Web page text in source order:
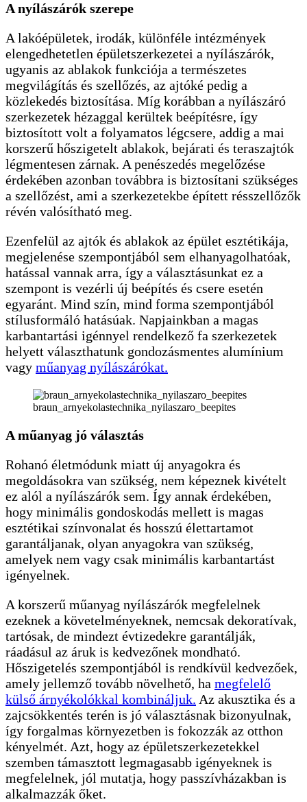
A nyílászárók szerepe
A lakóépületek, irodák, különféle intézmények
elengedhetetlen épületszerkezetei a nyílászárók,
ugyanis az ablakok funkciója a természetes
megvilágítás és szellőzés, az ajtóké pedig a
közlekedés biztosítása. Míg korábban a nyílászáró
szerkezetek hézaggal kerültek beépítésre, így
biztosított volt a folyamatos légcsere, addig a mai
korszerű hőszigetelt ablakok, bejárati és teraszajtók
légmentesen zárnak. A penészedés megelőzése
érdekében azonban továbbra is biztosítani szükséges
a szellőzést, ami a szerkezetekbe épített résszellőzők
révén valósítható meg.
Ezenfelül az ajtók és ablakok az épület esztétikája,
megjelenése szempontjából sem elhanyagolhatóak,
hatással vannak arra, így a választásunkat ez a
szempont is vezérli új beépítés és csere esetén
egyaránt. Mind szín, mind forma szempontjából
stílusformáló hatásúak. Napjainkban a magas
karbantartási igénnyel rendelkező fa szerkezetek
helyett választhatunk gondozásmentes alumínium
vagy műanyag nyílászárókat.
braun_arnyekolastechnika_nyilaszaro_beepites
A műanyag jó választás
Rohanó életmódunk miatt új anyagokra és
megoldásokra van szükség, nem képeznek kivételt
ez alól a nyílászárók sem. Így annak érdekében,
hogy minimális gondoskodás mellett is magas
esztétikai színvonalat és hosszú élettartamot
garantáljanak, olyan anyagokra van szükség,
amelyek nem vagy csak minimális karbantartást
igényelnek.
A korszerű műanyag nyílászárók megfelelnek
ezeknek a követelményeknek, nemcsak dekoratívak,
tartósak, de mindezt évtizedekre garantálják,
ráadásul az áruk is kedvezőnek mondható.
Hőszigetelés szempontjából is rendkívül kedvezőek,
amely jellemző tovább növelhető, ha megfelelő
külső árnyékolókkal kombináljuk. Az akusztika és a
zajcsökkentés terén is jó választásnak bizonyulnak,
így forgalmas környezetben is fokozzák az otthon
kényelmét. Azt, hogy az épületszerkezetekkel
szemben támasztott legmagasabb igényeknek is
megfelelnek, jól mutatja, hogy passzívházakban is
alkalmazzák őket.